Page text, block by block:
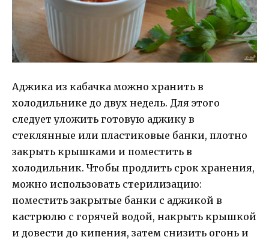
Аджика из кабачка можно хранить в
холодильнике до двух недель. Для этого
следует уложить готовую аджику в
стеклянные или пластиковые банки, плотно
закрыть крышками и поместить в
холодильник. Чтобы продлить срок хранения,
можно использовать стерилизацию:
поместить закрытые банки с аджикой в
кастрюлю с горячей водой, накрыть крышкой
и довести до кипения, затем снизить огонь и